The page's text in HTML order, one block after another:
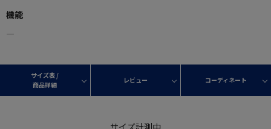
機能
―
サイズ表 /
商品詳細
レビュー コーディネート
サイズ計測中